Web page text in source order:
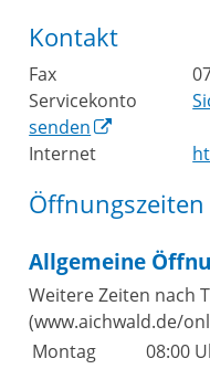
Kontakt
Fax
Servicekonto
senden
Internet
Öffnungszeiten
Allgemeine
Weitere Zeiten nach
(www.aichwald.de/
Montag
08:00